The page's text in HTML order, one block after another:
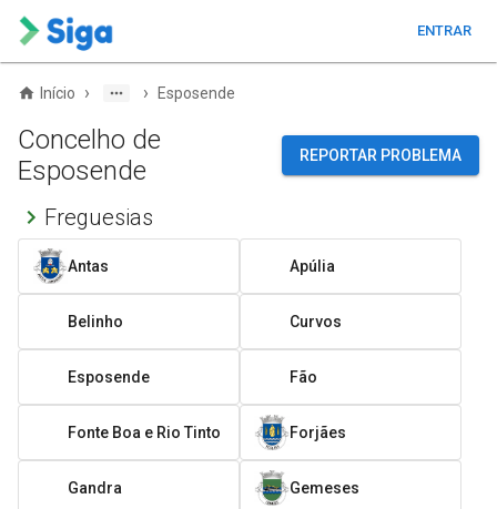
ENTRAR
Início › › Esposende
Concelho de
Esposende
REPORTAR PROBLEMA
Freguesias
Antas Apúlia
Belinho Curvos
Esposende Fão
Fonte Boa e Rio Tinto Forjães
Gandra Gemeses